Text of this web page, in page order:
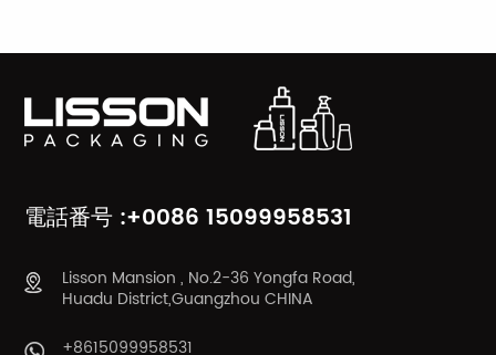
もっと詳しく
もっと詳しく
電話番号 :+0086 15099958531
Lisson Mansion , No.2-36 Yongfa Road,
Huadu District,Guangzhou CHINA
+8615099958531